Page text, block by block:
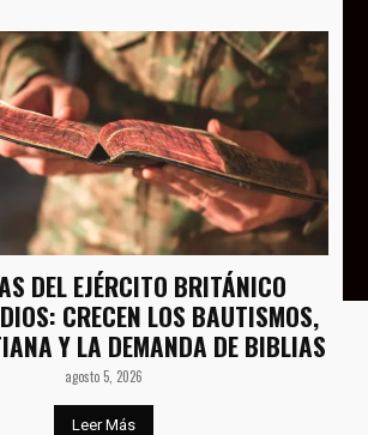
DEL EJÉRCITO BRITÁNICO
CRECEN LOS BAUTISMOS,
Y LA DEMANDA DE BIBLIAS
agosto 5, 2026
Leer Más